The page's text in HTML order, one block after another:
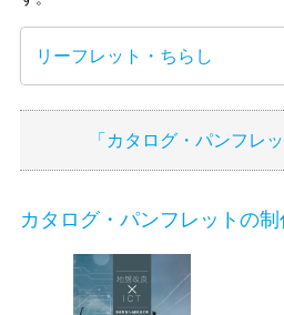
リーフレット・ちらし
「カタログ・パンフレ
カタログ・パンフレットの